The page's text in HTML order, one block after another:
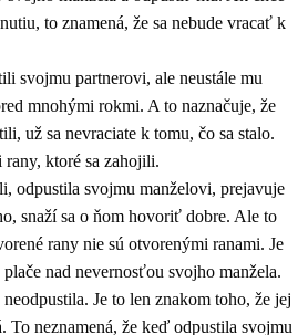
to znamená, že sa nebude vracať k
svojmu partnerovi, ale neustále mu
mnohými rokmi. A to naznačuje, že
už sa nevraciate k tomu, čo sa stalo.
rany, ktoré sa zahojili.
odpustila svojmu manželovi, prejavuje
snaží sa o ňom hovoriť dobre. Ale to
rany nie sú otvorenými ranami. Je
nad nevernosťou svojho manžela.
Je to len znakom toho, že jej
To neznamená, že keď odpustila svojmu